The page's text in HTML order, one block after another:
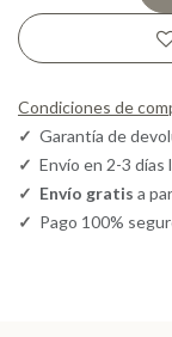
Condiciones de
✓ Garantía de
✓ Envío en 2-3 días
✓ Envío gratis a
✓ Pago 100%